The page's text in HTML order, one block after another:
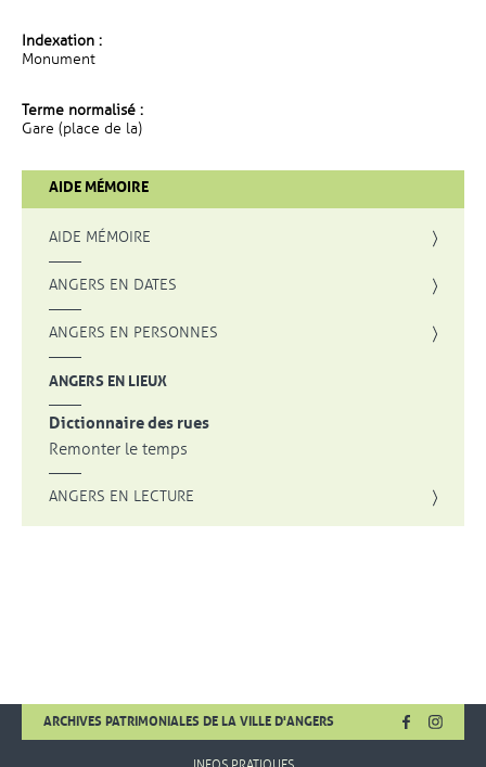
Indexation :
Monument
Terme normalisé :
Gare (place de la)
AIDE MÉMOIRE
AIDE MÉMOIRE
ANGERS EN DATES
ANGERS EN PERSONNES
ANGERS EN LIEUX
Dictionnaire des rues
Remonter le temps
ANGERS EN LECTURE
ARCHIVES PATRIMONIALES DE LA VILLE D'ANGERS FACEBOOK
, OUVRE
,